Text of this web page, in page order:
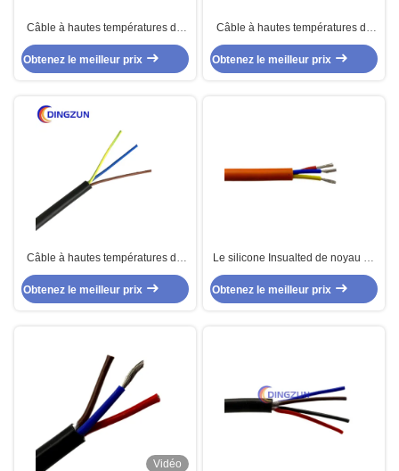
Câble à hautes températures de
noyau multi de silicone de Fep de
2 noyaux
Obtenez le meilleur prix
Câble à hautes températures de
noyau multi de silicone de Fep de
4 noyaux
Obtenez le meilleur prix
Câble à hautes températures de
noyau multi de silicone de Fep de
3 noyaux
Obtenez le meilleur prix
Le silicone Insualted de noyau du
câble 3 de SIHF BPL Dingzun a
engainé le câble blindé d'écran
de câble multi de noyau
Obtenez le meilleur prix
Vidéo